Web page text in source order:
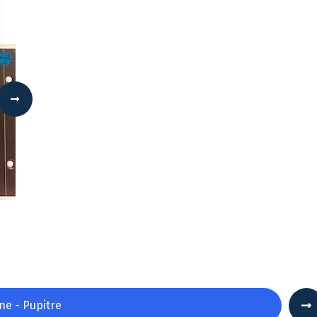
de confidentialité, en garantissant la conformité avec
- Pupitre